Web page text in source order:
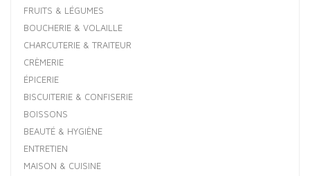
FRUITS & LÉGUMES
BOUCHERIE & VOLAILLE
CHARCUTERIE & TRAITEUR
CRÈMERIE
ÉPICERIE
BISCUITERIE & CONFISERIE
BOISSONS
BEAUTÉ & HYGIÈNE
ENTRETIEN
MAISON & CUISINE